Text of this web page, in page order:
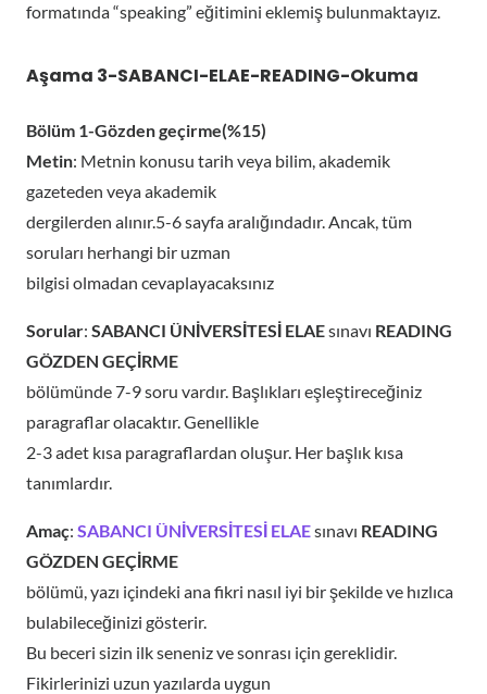
formatında “speaking” eğitimini eklemiş bulunmaktayız.
Aşama 3-SABANCI-ELAE-READING-Okuma
Bölüm 1-Gözden geçirme(%15)
Metin: Metnin konusu tarih veya bilim, akademik
gazeteden veya akademik
dergilerden alınır.5-6 sayfa aralığındadır. Ancak, tüm
soruları herhangi bir uzman
bilgisi olmadan cevaplayacaksınız
Sorular: SABANCI ÜNİVERSİTESİ ELAEsınavı READING
GÖZDEN GEÇİRME
bölümünde 7-9 soru vardır. Başlıkları eşleştireceğiniz
paragraflar olacaktır. Genellikle
2-3 adet kısa paragraflardan oluşur. Her başlık kısa
tanımlardır.
Amaç: SABANCI ÜNİVERSİTESİ ELAEsınavı READING
GÖZDEN GEÇİRME
bölümü, yazı içindeki ana fikri nasıl iyi bir şekilde ve hızlıca
bulabileceğinizi gösterir.
Bu beceri sizin ilk seneniz ve sonrası için gereklidir.
Fikirlerinizi uzun yazılarda uygun